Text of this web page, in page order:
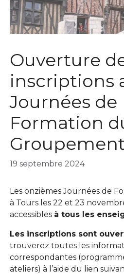
Ouverture
inscriptions
Journées de
Formation
19 septembre 2024
Les onzièmes Journées de
à Tours les 22 et 23
accessibles à tous les
Les inscriptions sont
trouverez toutes les
correspondantes
ateliers) à l’aide du lien